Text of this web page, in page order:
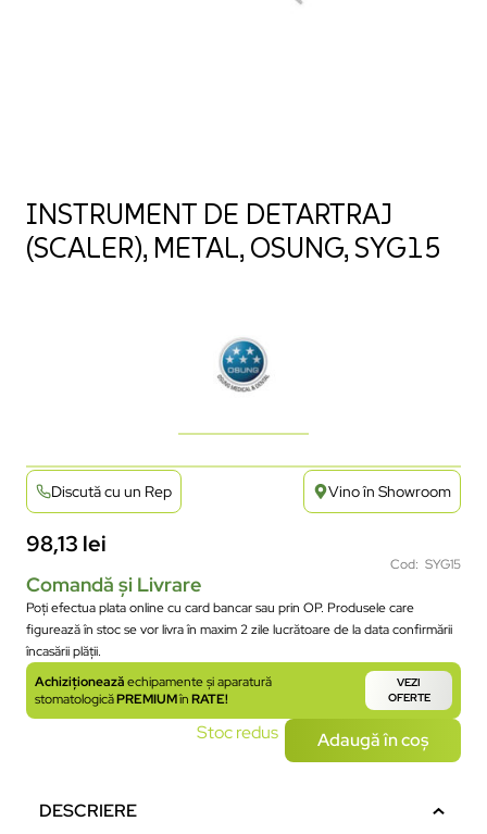
INSTRUMENT DE DETARTRAJ
(SCALER), METAL, OSUNG, SYG15
Discută cu un Rep Vino în Showroom
98,13 lei
Cod: SYG15
Comandă și Livrare
Poți efectua plata online cu card bancar sau prin OP. Produsele care
figurează în stoc se vor livra în maxim 2 zile lucrătoare de la data confirmării
încasării plății.
Achiziționeazăechipamente și aparatură
stomatologicăPREMIUMînRATE!
VEZI
OFERTE
Stoc redus Adaugă în coș
DESCRIERE